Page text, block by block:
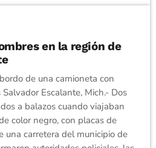
en la región de
de una camioneta con
Escalante, Mich.- Dos
a balazos cuando viajaban
color negro, con placas de
una carretera del municipio de